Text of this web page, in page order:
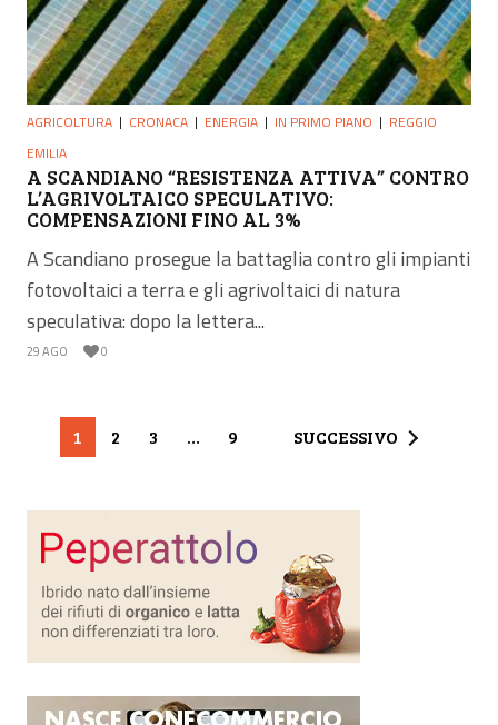
AGRICOLTURA CRONACA ENERGIA IN PRIMO PIANO
REGGIO
EMILIA
A SCANDIANO “RESISTENZA ATTIVA” CONTRO
L’AGRIVOLTAICO SPECULATIVO:
COMPENSAZIONI FINO AL 3%
A Scandiano prosegue la battaglia contro gli impianti
fotovoltaici a terra e gli agrivoltaici di natura
speculativa: dopo la lettera...
29 AGO 0
1 2 3 … 9 SUCCESSIVO